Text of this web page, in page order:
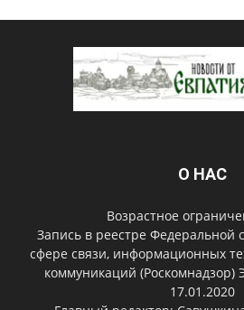
О НАС
Возрастное
Запись в реестре Федеральной
сфере связи, информационных
коммуникаций
17.01.2020